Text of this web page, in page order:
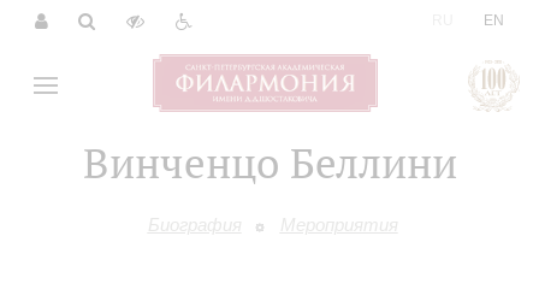
EN
Винченцо Беллини
Биография Мероприятия